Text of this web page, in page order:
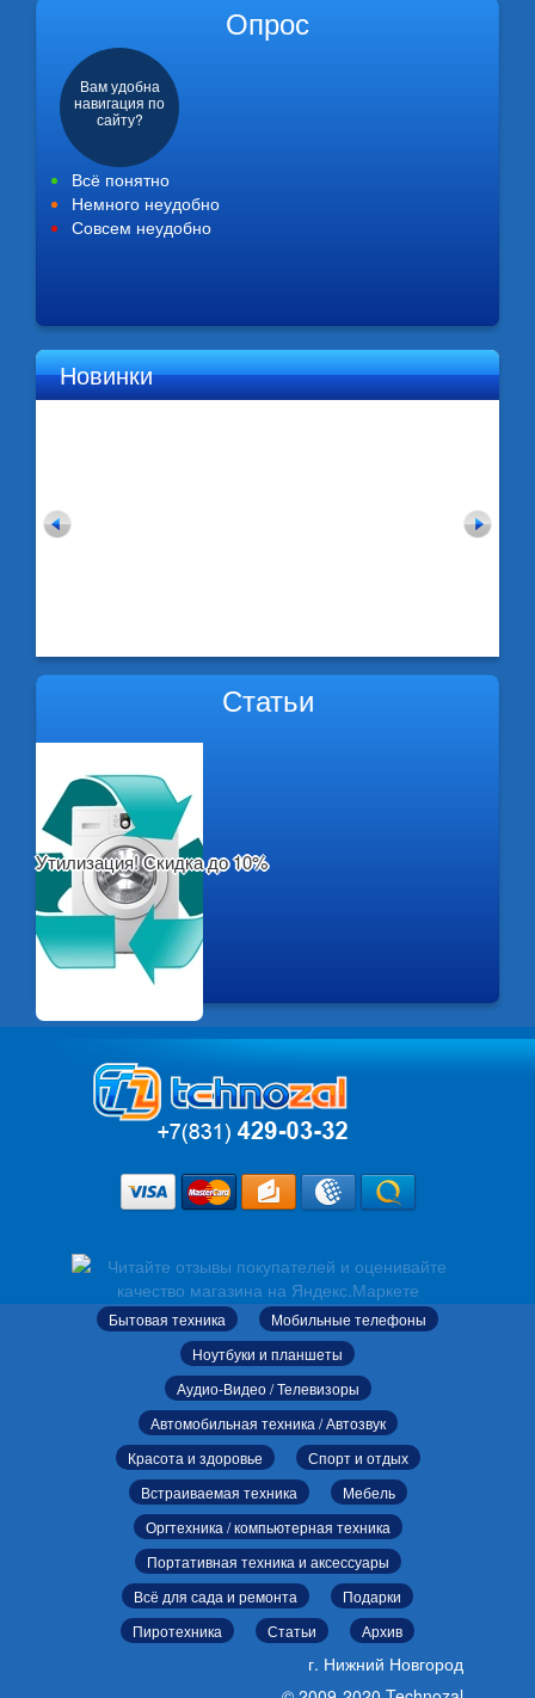
Опрос
Вам удобна
навигация по
сайту?
Всё понятно
Немного неудобно
Совсем неудобно
Новинки
Статьи
Утилизация! Скидка до 10%
Бытовая техника
Мобильные телефоны
Ноутбуки и планшеты
Аудио-Видео / Телевизоры
Автомобильная техника / Автозвук
Красота и здоровье
Спорт и отдых
Встраиваемая техника
Мебель
Оргтехника / компьютерная техника
Портативная техника и аксессуары
Всё для сада и ремонта
Подарки
Пиротехника
Статьи Архив
г. Нижний Новгород